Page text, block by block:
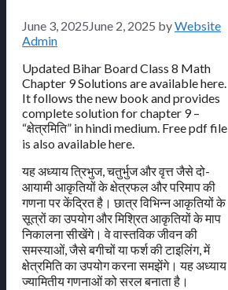
June 3, 2025June 2, 2025 byWebsite
Admin
Updated Bihar Board Class 8 Math
Chapter 9 Solutions are available here.
It follows the new book and provides
complete solution for chapter 9 –
“क्षेत्रमिति” in hindi medium. Free pdf file
is also available here.
यह अध्याय त्रिभुज, चतुर्भुज और वृत्त जैसे दो-
आयामी आकृतियों के क्षेत्रफल और परिमाप की
गणना पर केंद्रित है। छात्र विभिन्न आकृतियों के
सूत्रों का उपयोग और मिश्रित आकृतियों के माप
निकालना सीखेंगे। वे वास्तविक जीवन की
समस्याओं, जैसे बगीचों या फर्श की टाइलिंग, में
क्षेत्रमिति का उपयोग करना समझेंगे। यह अध्याय
ज्यामितीय गणनाओं को सरल बनाता है।